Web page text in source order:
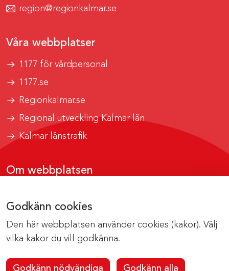
Godkänn cookies
Den här webbplatsen använder cookies (kakor). Välj
vilka kakor du vill godkänna.
Godkänn nödvändiga Godkänn alla
region@regionkalmar.se
Våra webbplatser
1177 för vårdpersonal
1177.se
Regionkalmar.se
Regional utveckling Kalmar län
Kalmar länstrafik
Om webbplatsen
Om cookies
Kontakta webbredaktionen